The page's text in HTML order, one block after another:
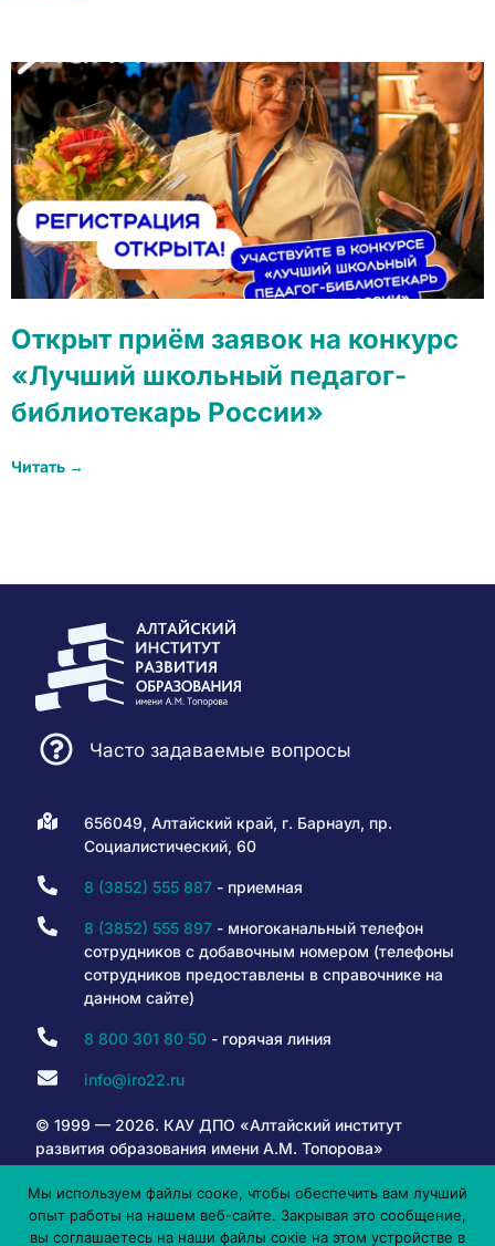
Открыт приём заявок на конкурс
«Лучший школьный педагог-
библиотекарь России»
Читать →
Часто задаваемые вопросы
656049, Алтайский край, г. Барнаул, пр.
Социалистический, 60
8 (3852) 555 887- приемная
8 (3852) 555 897- многоканальный телефон
сотрудников с добавочным номером (телефоны
сотрудников предоставлены в справочнике на
данном сайте)
8 800 301 80 50- горячая линия
info@iro22.ru
© 1999 — 2026. КАУ ДПО «Алтайский институт
развития образования имени А.М. Топорова»
6+
Мы используем файлы сооке, чтобы обеспечить вам лучший
опыт работы на нашем веб-сайте. Закрывая это сообщение,
вы соглашаетесь на наши файлы сокіе на этом устройстве в